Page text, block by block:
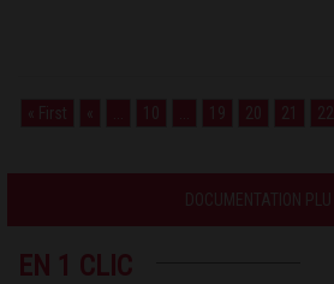
« First « 10 19 20 21 22
DOCUMENTATION PLU
EN 1 CLIC